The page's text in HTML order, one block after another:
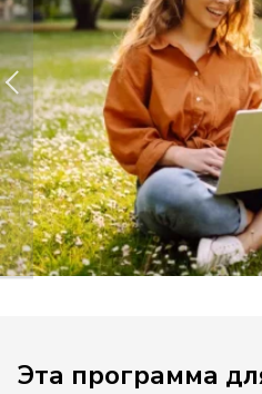
Эта программа